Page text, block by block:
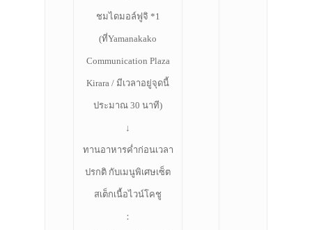
ชมไดมอล์ฟูจิ *1
(ที่Yamanakako
Communication Plaza
Kirara / มีเวลาอยู่จุดนี้
ประมาณ 30 นาที)
↓
ทานอาหารค่ำก่อนเวลา
ปรกติ กับเมนูพิเศษเซ็ต
สเต็กเนื้อไวน์โคชู
：